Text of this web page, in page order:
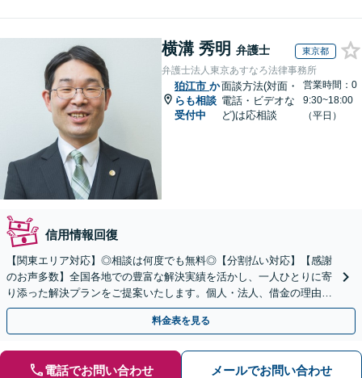
横溝 秀明 弁護士 東京都
弁護士法人東京あすなろ法律事務所
狛江市 か
らも相談
受付中
面談方法(対面・
電話・ビデオな
ど)は応相談
営業時間：0
9:30~18:00
（平日）
信用情報回復
【関東エリア対応】◎相談は何度でも無料◎【分割払い対応】【感謝
のお声多数】全国各地での豊富な解決実績を活かし、一人ひとりに寄
り添った解決プランをご提案いたします。個人・法人、借金の理由に
問わず柔軟に対応しますので、まずはお気軽にご相談を
料金表を見る
電話でお問い合わせ メールでお問い合わせ